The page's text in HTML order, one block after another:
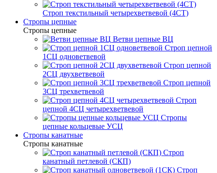
Строп текстильный четырехветвевой (4СТ)
Стропы цепные
Стропы цепные
Ветви цепные ВЦ
Строп цепной
1СЦ одноветвевой
Строп цепной
2СЦ двухветвевой
Строп цепной
3СЦ трехветвевой
Строп
цепной 4СЦ четырехветвевой
Стропы
цепные кольцевые УСЦ
Стропы канатные
Стропы канатные
Строп
канатный петлевой (СКП)
Строп